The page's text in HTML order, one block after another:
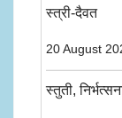
स्त्री-दैवत
20 August
स्तुती,